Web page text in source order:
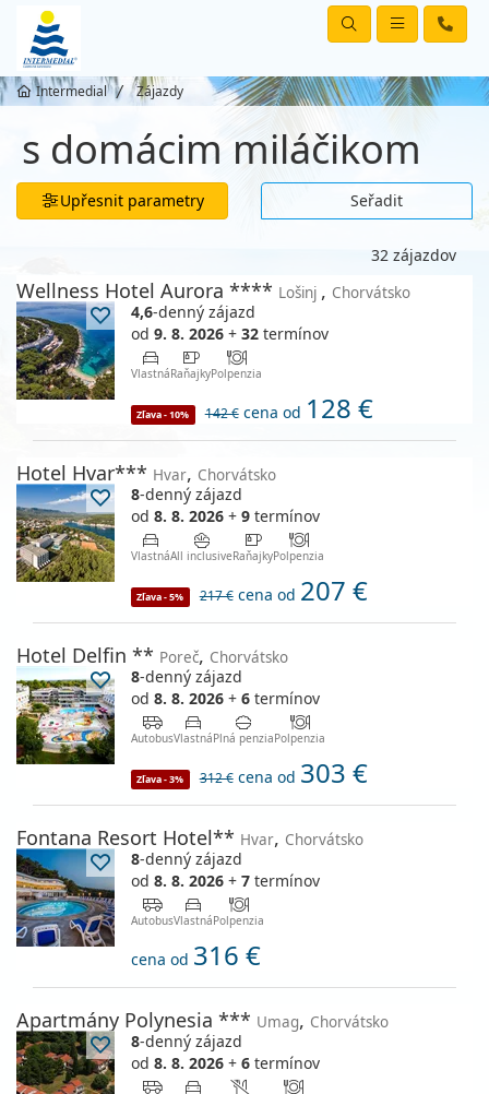
Intermedial Zájazdy
s domácim miláčikom
Upřesnit parametry Seřadit
32 zájazdov
Wellness Hotel Aurora **** Lošinj , Chorvátsko
4,6-denný zájazd
od 9. 8. 2026 + 32 termínov
VlastnáRaňajkyPolpenzia
Zľava - 10% 142 € cena od 128 €
Hotel Hvar*** Hvar, Chorvátsko
8-denný zájazd
od 8. 8. 2026 + 9 termínov
VlastnáAll inclusiveRaňajkyPolpenzia
Zľava - 5% 217 € cena od 207 €
Hotel Delfin ** Poreč, Chorvátsko
8-denný zájazd
od 8. 8. 2026 + 6 termínov
AutobusVlastnáPlná penziaPolpenzia
Zľava - 3% 312 € cena od 303 €
Fontana Resort Hotel** Hvar, Chorvátsko
8-denný zájazd
od 8. 8. 2026 + 7 termínov
AutobusVlastnáPolpenzia
cena od 316 €
Apartmány Polynesia *** Umag, Chorvátsko
8-denný zájazd
od 8. 8. 2026 + 6 termínov